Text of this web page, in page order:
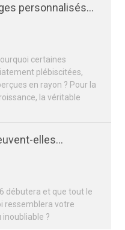
personnalisés
certaines
plébiscitées,
en rayon ? Pour la
la véritable
elles
lors de la
débutera et que tout le
ressemblera votre
inoubliable ?